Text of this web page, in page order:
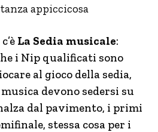
appiccicosa
La Sedia musicale:
i Nip qualificati sono
al gioco della sedia,
devono sedersi su
dal pavimento, i primi
stessa cosa per i